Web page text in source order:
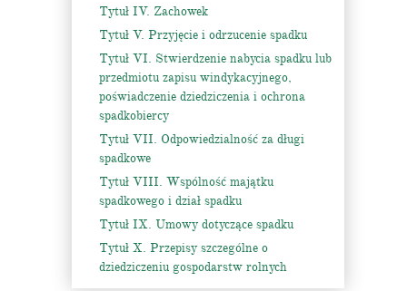
Tytuł IV. Zachowek
Tytuł V. Przyjęcie i odrzucenie spadku
Tytuł VI. Stwierdzenie nabycia spadku lub
przedmiotu zapisu windykacyjnego,
poświadczenie dziedziczenia i ochrona
spadkobiercy
Tytuł VII. Odpowiedzialność za długi
spadkowe
Tytuł VIII. Wspólność majątku
spadkowego i dział spadku
Tytuł IX. Umowy dotyczące spadku
Tytuł X. Przepisy szczególne o
dziedziczeniu gospodarstw rolnych